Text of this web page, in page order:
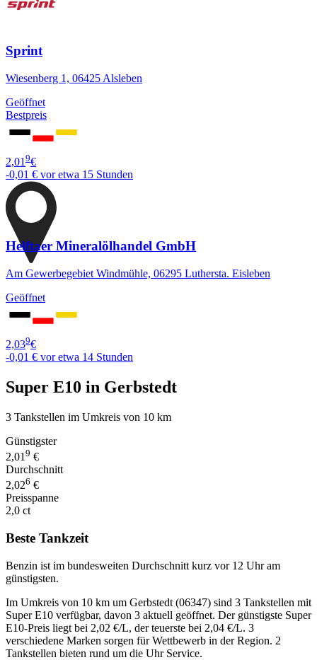
Sprint
Wiesenberg 1, 06425 Alsleben
Geöffnet
Bestpreis
2,01 9€
-0,01 € vor etwa 15 Stunden
Helftaer Mineralölhandel GmbH
Am Gewerbegebiet Windmühle, 06295 Luthersta. Eisleben
Geöffnet
2,039€
-0,01 € vor etwa 14 Stunden
Super E10 in Gerbstedt
3 Tankstellen im Umkreis von 10 km
Günstigster
2,01 9 €
Durchschnitt
2,026 €
Preisspanne
2,0 ct
Beste Tankzeit
Benzin ist im bundesweiten Durchschnitt kurz vor 12 Uhr am
günstigsten.
Im Umkreis von 10 km um Gerbstedt (06347) sind 3 Tankstellen mit
Super E10 verfügbar, davon 3 aktuell geöffnet. Der günstigste Super
E10-Preis liegt bei 2,02 €/L, der teuerste bei 2,04 €/L. 3
verschiedene Marken sorgen für Wettbewerb in der Region. 2
Tankstellen bieten rund um die Uhr Service.